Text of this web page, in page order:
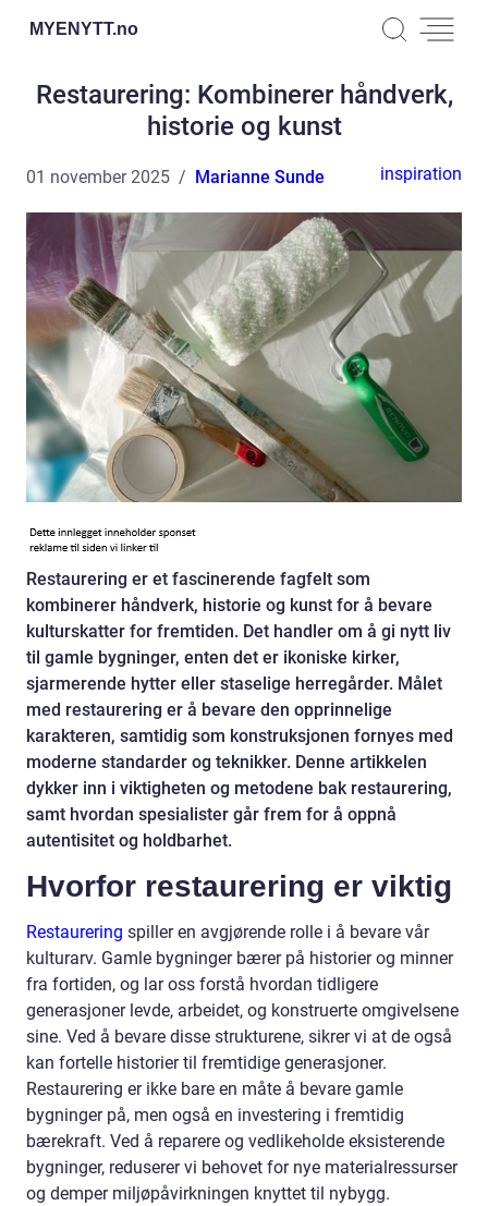
MYENYTT.no
Restaurering: Kombinerer håndverk,
historie og kunst
01 november 2025 Marianne Sunde inspiration
Restaurering er et fascinerende fagfelt som
kombinerer håndverk, historie og kunst for å bevare
kulturskatter for fremtiden. Det handler om å gi nytt liv
til gamle bygninger, enten det er ikoniske kirker,
sjarmerende hytter eller staselige herregårder. Målet
med restaurering er å bevare den opprinnelige
karakteren, samtidig som konstruksjonen fornyes med
moderne standarder og teknikker. Denne artikkelen
dykker inn i viktigheten og metodene bak restaurering,
samt hvordan spesialister går frem for å oppnå
autentisitet og holdbarhet.
Hvorfor restaurering er viktig
Restaurering spiller en avgjørende rolle i å bevare vår
kulturarv. Gamle bygninger bærer på historier og minner
fra fortiden, og lar oss forstå hvordan tidligere
generasjoner levde, arbeidet, og konstruerte omgivelsene
sine. Ved å bevare disse strukturene, sikrer vi at de også
kan fortelle historier til fremtidige generasjoner.
Restaurering er ikke bare en måte å bevare gamle
bygninger på, men også en investering i fremtidig
bærekraft. Ved å reparere og vedlikeholde eksisterende
bygninger, reduserer vi behovet for nye materialressurser
og demper miljøpåvirkningen knyttet til nybygg.